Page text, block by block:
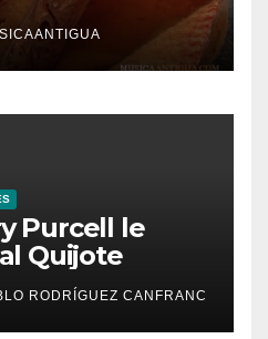
Purcell le
Quijote
RODRÍGUEZ CANFRANC